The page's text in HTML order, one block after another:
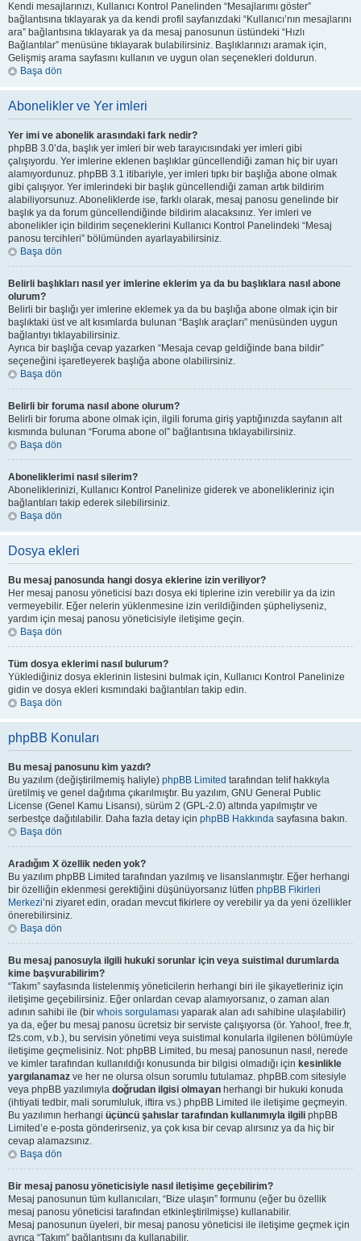
Kendi mesajlarınızı, Kullanıcı Kontrol Panelinden “Mesajlarımı göster”
bağlantısına tıklayarak ya da kendi profil sayfanızdaki “Kullanıcı’nın mesajlarını
ara” bağlantısına tıklayarak ya da mesaj panosunun üstündeki “Hızlı
Bağlantılar” menüsüne tıklayarak bulabilirsiniz. Başlıklarınızı aramak için,
Gelişmiş arama sayfasını kullanın ve uygun olan seçenekleri doldurun.
Başa dön
Abonelikler ve Yer imleri
Yer imi ve abonelik arasındaki fark nedir?
phpBB 3.0’da, başlık yer imleri bir web tarayıcısındaki yer imleri gibi
çalışıyordu. Yer imlerine eklenen başlıklar güncellendiği zaman hiç bir uyarı
alamıyordunuz. phpBB 3.1 itibariyle, yer imleri tıpkı bir başlığa abone olmak
gibi çalışıyor. Yer imlerindeki bir başlık güncellendiği zaman artık bildirim
alabiliyorsunuz. Aboneliklerde ise, farklı olarak, mesaj panosu genelinde bir
başlık ya da forum güncellendiğinde bildirim alacaksınız. Yer imleri ve
abonelikler için bildirim seçeneklerini Kullanıcı Kontrol Panelindeki “Mesaj
panosu tercihleri” bölümünden ayarlayabilirsiniz.
Başa dön
Belirli başlıkları nasıl yer imlerine eklerim ya da bu başlıklara nasıl abone
olurum?
Belirli bir başlığı yer imlerine eklemek ya da bu başlığa abone olmak için bir
başlıktaki üst ve alt kısımlarda bulunan “Başlık araçları” menüsünden uygun
bağlantıyı tıklayabilirsiniz.
Ayrıca bir başlığa cevap yazarken “Mesaja cevap geldiğinde bana bildir”
seçeneğini işaretleyerek başlığa abone olabilirsiniz.
Başa dön
Belirli bir foruma nasıl abone olurum?
Belirli bir foruma abone olmak için, ilgili foruma giriş yaptığınızda sayfanın alt
kısmında bulunan “Foruma abone ol” bağlantısına tıklayabilirsiniz.
Başa dön
Aboneliklerimi nasıl silerim?
Aboneliklerinizi, Kullanıcı Kontrol Panelinize giderek ve abonelikleriniz için
bağlantıları takip ederek silebilirsiniz.
Başa dön
Dosya ekleri
Bu mesaj panosunda hangi dosya eklerine izin veriliyor?
Her mesaj panosu yöneticisi bazı dosya eki tiplerine izin verebilir ya da izin
vermeyebilir. Eğer nelerin yüklenmesine izin verildiğinden şüpheliyseniz,
yardım için mesaj panosu yöneticisiyle iletişime geçin.
Başa dön
Tüm dosya eklerimi nasıl bulurum?
Yüklediğiniz dosya eklerinin listesini bulmak için, Kullanıcı Kontrol Panelinize
gidin ve dosya ekleri kısmındaki bağlantıları takip edin.
Başa dön
phpBB Konuları
Bu mesaj panosunu kim yazdı?
Bu yazılım (değiştirilmemiş haliyle) phpBB Limited tarafından telif hakkıyla
üretilmiş ve genel dağıtıma çıkarılmıştır. Bu yazılım, GNU General Public
License (Genel Kamu Lisansı), sürüm 2 (GPL-2.0) altında yapılmıştır ve
serbestçe dağıtılabilir. Daha fazla detay için phpBB Hakkında sayfasına bakın.
Başa dön
Aradığım X özellik neden yok?
Bu yazılım phpBB Limited tarafından yazılmış ve lisanslanmıştır. Eğer herhangi
bir özelliğin eklenmesi gerektiğini düşünüyorsanız lütfen phpBB Fikirleri
Merkezi’ni ziyaret edin, oradan mevcut fikirlere oy verebilir ya da yeni özellikler
önerebilirsiniz.
Başa dön
Bu mesaj panosuyla ilgili hukuki sorunlar için veya suistimal durumlarda
kime başvurabilirim?
“Takım” sayfasında listelenmiş yöneticilerin herhangi biri ile şikayetleriniz için
iletişime geçebilirsiniz. Eğer onlardan cevap alamıyorsanız, o zaman alan
adının sahibi ile (bir whois sorgulaması yaparak alan adı sahibine ulaşılabilir)
ya da, eğer bu mesaj panosu ücretsiz bir serviste çalışıyorsa (ör. Yahoo!, free.fr,
f2s.com, v.b.), bu servisin yönetimi veya suistimal konularla ilgilenen bölümüyle
iletişime geçmelisiniz. Not: phpBB Limited, bu mesaj panosunun nasıl, nerede
ve kimler tarafından kullanıldığı konusunda bir bilgisi olmadığı için kesinlikle
yargılanamaz ve her ne olursa olsun sorumlu tutulamaz. phpBB.com sitesiyle
veya phpBB yazılımıyla doğrudan ilgisi olmayan herhangi bir hukuki konuda
(ihtiyati tedbir, mali sorumluluk, iftira vs.) phpBB Limited ile iletişime geçmeyin.
Bu yazılımın herhangi üçüncü şahıslar tarafından kullanımıyla ilgili phpBB
Limited’e e-posta gönderirseniz, ya çok kısa bir cevap alırsınız ya da hiç bir
cevap alamazsınız.
Başa dön
Bir mesaj panosu yöneticisiyle nasıl iletişime geçebilirim?
Mesaj panosunun tüm kullanıcıları, “Bize ulaşın” formunu (eğer bu özellik
mesaj panosu yöneticisi tarafından etkinleştirilmişse) kullanabilir.
Mesaj panosunun üyeleri, bir mesaj panosu yöneticisi ile iletişime geçmek için
ayrıca “Takım” bağlantısını da kullanabilir.